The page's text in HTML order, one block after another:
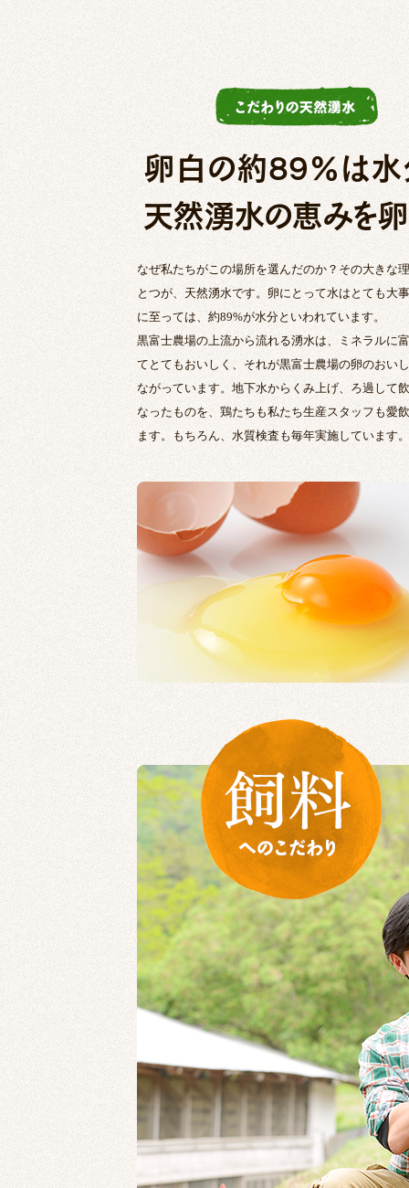
卵白の約89％は水
天然湧水の恵みを卵
なぜ私たちがこの場所を選んだのか？その大きな
とつが、天然湧水です。卵にとって水はとても大
に至っては、約89%が水分といわれています。
黒富士農場の上流から流れる湧水は、ミネラルに
てとてもおいしく、それが黒富士農場の卵のおい
ながっています。地下水からくみ上げ、ろ過して
なったものを、鶏たちも私たち生産スタッフも愛
ます。もちろん、水質検査も毎年実施しています。